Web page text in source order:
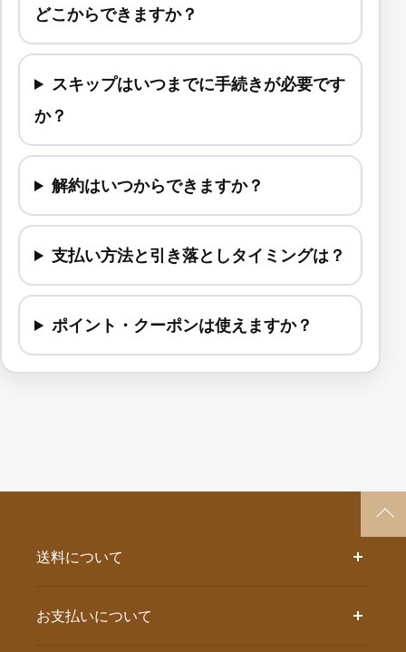
どこからできますか？
スキップはいつまでに手続きが必要です
か？
解約はいつからできますか？
支払い方法と引き落としタイミングは？
ポイント・クーポンは使えますか？
送料について
お支払いについて